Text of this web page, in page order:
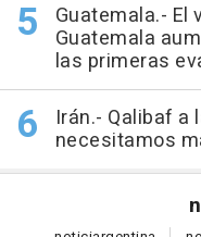
Guatemala.- El
Guatemala
las primeras
Irán.- Qalibaf a
necesitamos